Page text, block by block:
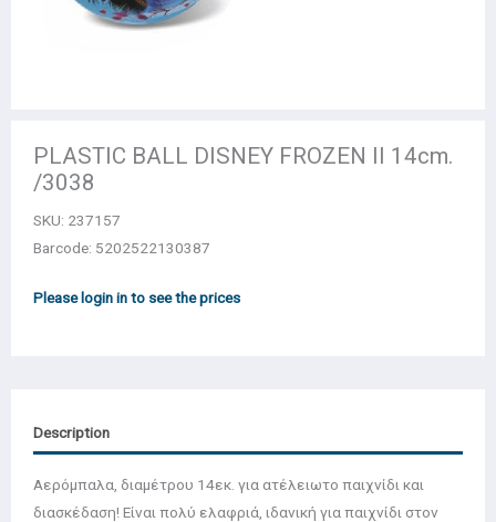
PLASTIC BALL DISNEY FROZEN II 14cm.
/3038
SKU: 237157
Barcode: 5202522130387
Please login in to see the prices
Description
Αερόμπαλα, διαμέτρου 14εκ. για ατέλειωτο παιχνίδι και
διασκέδαση! Είναι πολύ ελαφριά, ιδανική για παιχνίδι στον